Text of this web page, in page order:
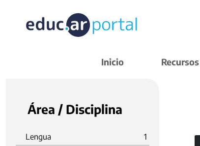
Inicio Recursos
Área / Disciplina
Lengua
1